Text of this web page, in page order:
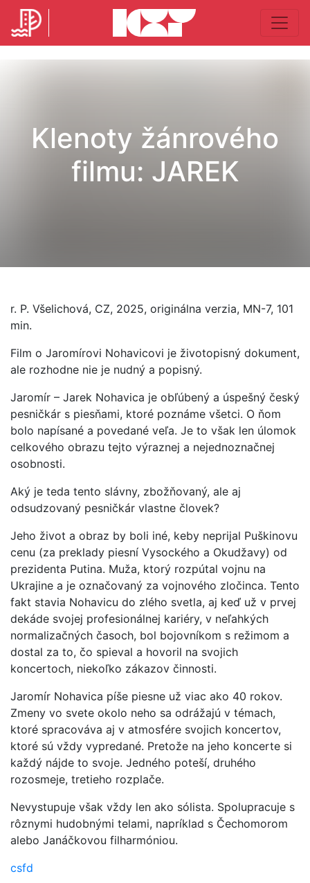
Klenoty žánrového
filmu: JAREK
r. P. Všelichová, CZ, 2025, originálna verzia, MN-7, 101
min.
Film o Jaromírovi Nohavicovi je životopisný dokument,
ale rozhodne nie je nudný a popisný.
Jaromír – Jarek Nohavica je obľúbený a úspešný český
pesničkár s piesňami, ktoré poznáme všetci. O ňom
bolo napísané a povedané veľa. Je to však len úlomok
celkového obrazu tejto výraznej a nejednoznačnej
osobnosti.
Aký je teda tento slávny, zbožňovaný, ale aj
odsudzovaný pesničkár vlastne človek?
Jeho život a obraz by boli iné, keby neprijal Puškinovu
cenu (za preklady piesní Vysockého a Okudžavy) od
prezidenta Putina. Muža, ktorý rozpútal vojnu na
Ukrajine a je označovaný za vojnového zločinca. Tento
fakt stavia Nohavicu do zlého svetla, aj keď už v prvej
dekáde svojej profesionálnej kariéry, v neľahkých
normalizačných časoch, bol bojovníkom s režimom a
dostal za to, čo spieval a hovoril na svojich
koncertoch, niekoľko zákazov činnosti.
Jaromír Nohavica píše piesne už viac ako 40 rokov.
Zmeny vo svete okolo neho sa odrážajú v témach,
ktoré spracováva aj v atmosfére svojich koncertov,
ktoré sú vždy vypredané. Pretože na jeho koncerte si
každý nájde to svoje. Jedného poteší, druhého
rozosmeje, tretieho rozplače.
Nevystupuje však vždy len ako sólista. Spolupracuje s
rôznymi hudobnými telami, napríklad s Čechomorom
alebo Janáčkovou filharmóniou.
csfd